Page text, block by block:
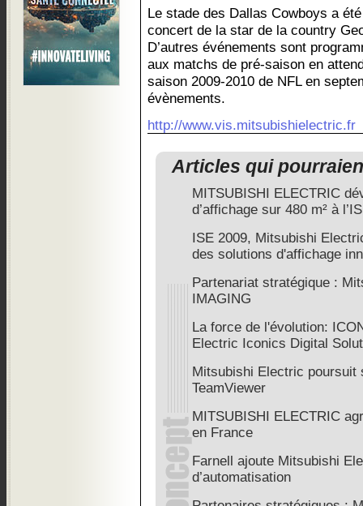
Le stade des Dallas Cowboys a
concert de la star de la country
D’autres événements sont
aux matchs de pré-saison en
saison 2009-2010 de NFL en
évènements.
http://www.vis.mitsubishielectric.fr
Articles qui
MITSUBISHI ELECTRIC
d’affichage sur 480 m² à
ISE 2009, Mitsubishi
des solutions d'affichage
Partenariat stratégique :
IMAGING
La force de l'évolution:
Electric Iconics Digital
Mitsubishi Electric poursuit
TeamViewer
MITSUBISHI ELECTRIC
en France
Farnell ajoute Mitsubishi
d’automatisation